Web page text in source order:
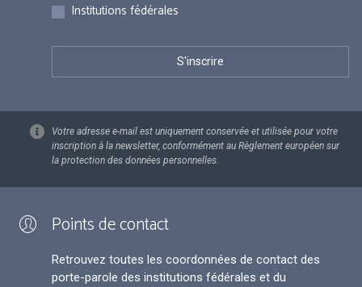
Institutions fédérales
Votre adresse e-mail est uniquement conservée et utilisée pour votre
inscription à la newsletter, conformément au Règlement européen sur
la protection des données personnelles.
Points de contact
Retrouvez toutes les coordonnées de contact des
porte-parole des institutions fédérales et du